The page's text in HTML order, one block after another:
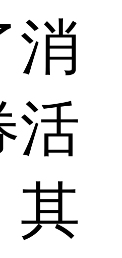
消
活
其